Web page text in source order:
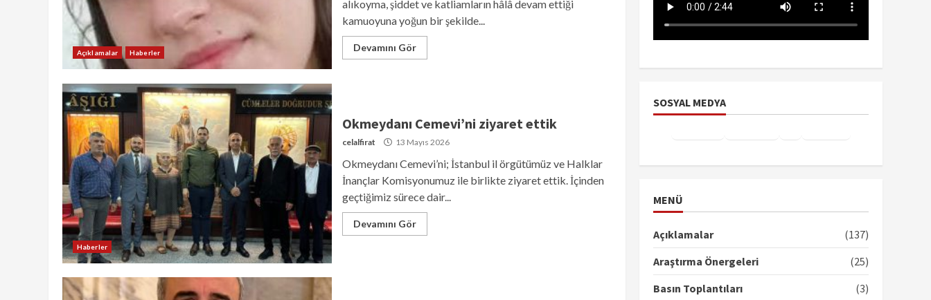
Açıklamalar Haberler
alıkoyma, şiddet ve katliamların hâlâ devam ettiği
kamuoyuna yoğun bir şekilde...
Devamını Gör
Haberler
Okmeydanı Cemevi’ni ziyaret ettik
celalfirat 13 Mayıs 2026
Okmeydanı Cemevi’ni; İstanbul il örgütümüz ve Halklar
İnançlar Komisyonumuz ile birlikte ziyaret ettik. İçinden
geçtiğimiz sürece dair...
Devamını Gör
SOSYAL MEDYA
MENÜ
Açıklamalar
(137)
Araştırma Önergeleri
(25)
Basın Toplantıları
(3)